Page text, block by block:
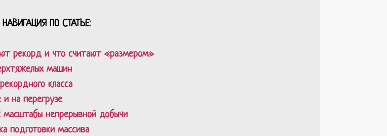
НАВИГАЦИЯ ПО СТАТЬЕ:
рекорд и что считают «размером»
машин
класса
и на перегрузе
масштабы непрерывной добычи
подготовки массива